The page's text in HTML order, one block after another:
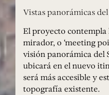
Vistas panorámicas
El proyecto contempla
mirador, o ‘meeting
visión panorámica del
ubicará en el nuevo
será más accesible y
topografía existente.